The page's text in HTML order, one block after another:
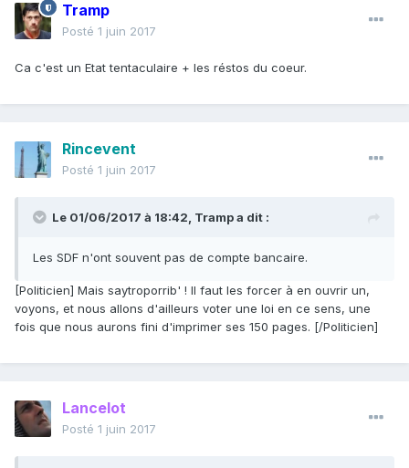
Tramp
Posté 1 juin 2017
Ca c'est un Etat tentaculaire + les réstos du coeur.
Rincevent
Posté 1 juin 2017
Le 01/06/2017 à 18:42, Trampa dit :
Les SDF n'ont souvent pas de compte bancaire.
[Politicien] Mais saytroporrib' ! Il faut les forcer à en ouvrir un,
voyons, et nous allons d'ailleurs voter une loi en ce sens, une
fois que nous aurons fini d'imprimer ses 150 pages. [/Politicien]
Lancelot
Posté 1 juin 2017